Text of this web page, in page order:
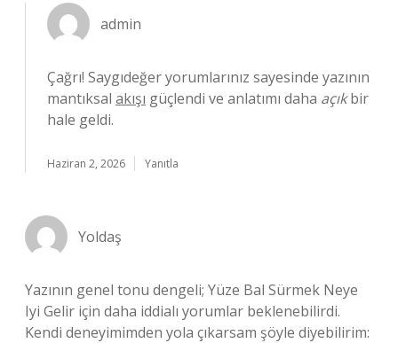
admin
Çağrı! Saygıdeğer yorumlarınız sayesinde yazının
mantıksal akışı güçlendi ve anlatımı daha açıkbir
hale geldi.
Haziran 2, 2026 Yanıtla
Yoldaş
Yazının genel tonu dengeli; Yüze Bal Sürmek Neye
Iyi Gelir için daha iddialı yorumlar beklenebilirdi.
Kendi deneyimimden yola çıkarsam şöyle diyebilirim: